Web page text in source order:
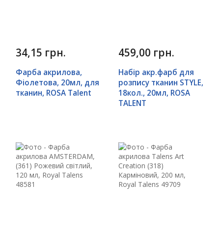
34,15 грн.
Фарба акрилова,
Фіолетова, 20мл, для
тканин, ROSA Talent
459,00 грн.
Набір акр.фарб для
розпису тканин STYLE,
18кол., 20мл, ROSA
TALENT